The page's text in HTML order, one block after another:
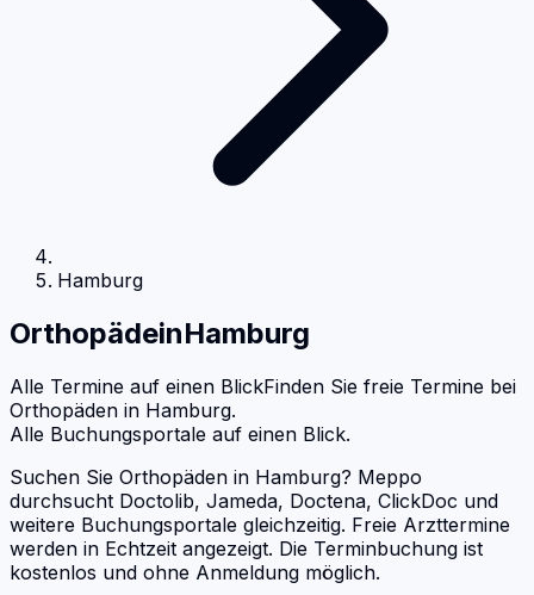
Hamburg
OrthopädeinHamburg
Alle Termine auf einen BlickFinden Sie freie Termine bei
Orthopäden in Hamburg.
Alle Buchungsportale auf einen Blick.
Suchen Sie Orthopäden in Hamburg? Meppo
durchsucht Doctolib, Jameda, Doctena, ClickDoc und
weitere Buchungsportale gleichzeitig. Freie Arzttermine
werden in Echtzeit angezeigt. Die Terminbuchung ist
kostenlos und ohne Anmeldung möglich.